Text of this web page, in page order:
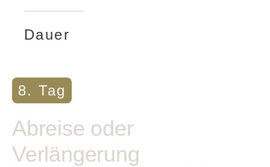
Dauer
8. Tag
Abreise oder
Verlängerung